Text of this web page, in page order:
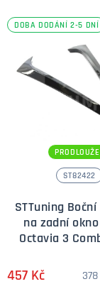
DOBA DODÁNÍ 2-5 DNÍ
ST82422
STTuning
na zadní
Octavia 3 Combi
457 Kč